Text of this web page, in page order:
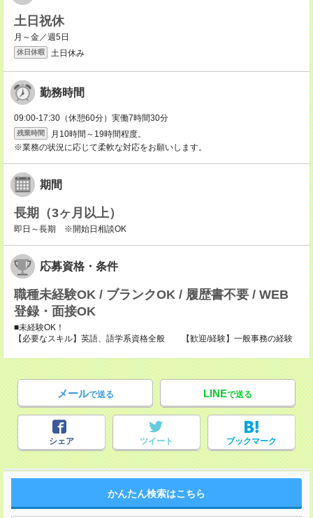
土日祝休
月～金／週5日
休日休暇 土日休み
勤務時間
09:00-17:30（休憩60分）実働7時間30分
残業時間
月10時間～19時間程度。
※業務の状況に応じて柔軟な対応をお願いします。
期間
長期（3ヶ月以上）
即日～長期 ※開始日相談OK
応募資格・条件
職種未経験OK / ブランクOK / 履歴書不要 / WEB
登録・面接OK
■未経験OK！
【必要なスキル】英語、語学系資格全般 【歓迎/経験】一般事務の経験
メールで送る LINEで送る
シェア ツイート ブックマーク
かんたん検索はこちら